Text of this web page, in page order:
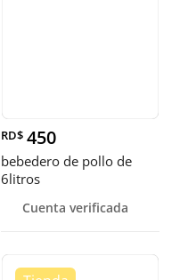
RD$ 450
bebedero de pollo de
6litros
Cuenta verificada